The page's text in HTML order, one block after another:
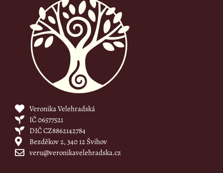
Veronika Velehradská
IČ 06577521
DIČ CZ8862142784
Bezděkov 2, 340 12 Švihov
veru@veronikavelehradska.cz